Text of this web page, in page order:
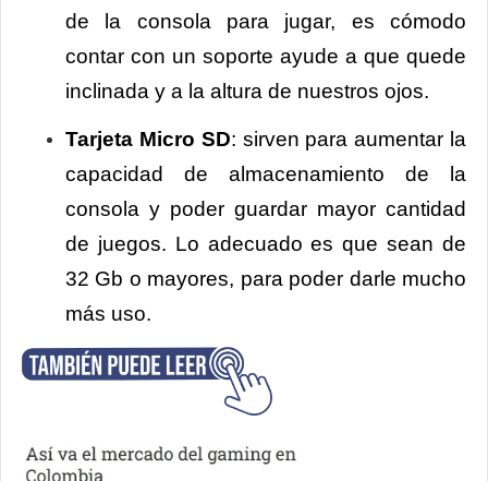
de la consola para jugar, es cómodo
contar con un soporte ayude a que quede
inclinada y a la altura de nuestros ojos.
Tarjeta Micro SD: sirven para aumentar la
capacidad de almacenamiento de la
consola y poder guardar mayor cantidad
de juegos. Lo adecuado es que sean de
32 Gb o mayores, para poder darle mucho
más uso.